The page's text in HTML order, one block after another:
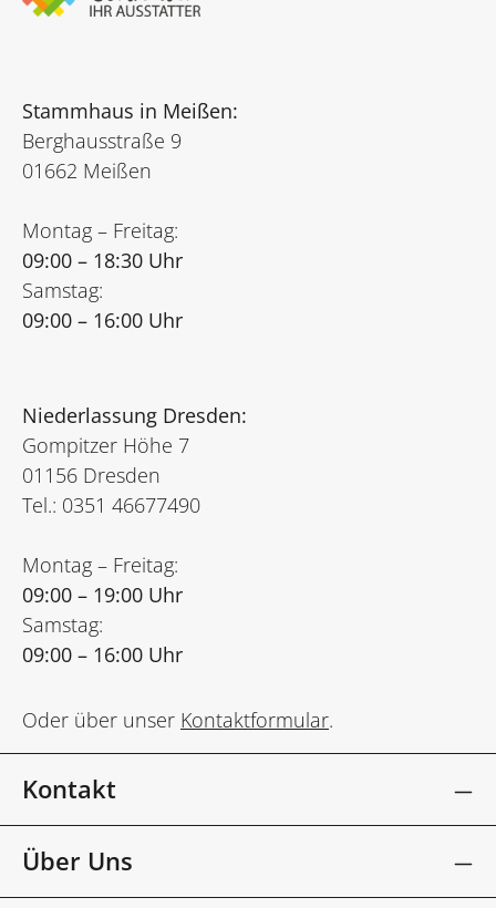
Stammhaus in Meißen:
Berghausstraße 9
01662 Meißen
Montag – Freitag:
09:00 – 18:30 Uhr
Samstag:
09:00 – 16:00 Uhr
Niederlassung Dresden:
Gompitzer Höhe 7
01156 Dresden
Tel.: 0351 46677490
Montag – Freitag:
09:00 – 19:00 Uhr
Samstag:
09:00 – 16:00 Uhr
Oder über unser Kontaktformular.
Kontakt
Über Uns